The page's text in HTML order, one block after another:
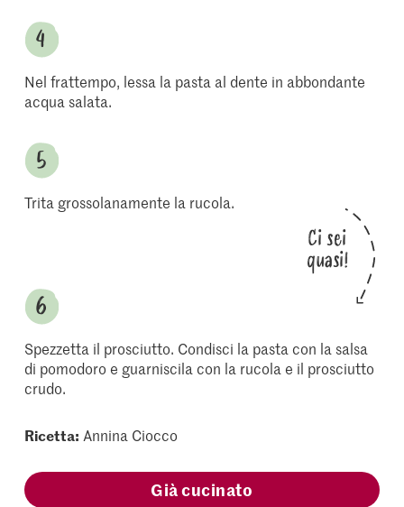
Nel frattempo, lessa la pasta al dente in abbondante
acqua salata.
Trita grossolanamente la rucola.
Ci sei
quasi!
Spezzetta il prosciutto. Condisci la pasta con la salsa
di pomodoro e guarniscila con la rucola e il prosciutto
crudo.
Ricetta: Annina Ciocco
Già cucinato